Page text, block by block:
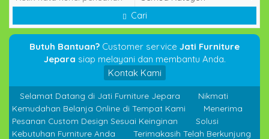
Cari
Butuh Bantuan? Customer service Jati Furniture
Jepara siap melayani dan membantu Anda.
Kontak Kami
Selamat Datang di Jati Furniture Jepara
Nikmati
Kemudahan Belanja Online di Tempat Kami
Menerima
Pesanan Custom Design Sesuai Keinginan
Solusi
Kebutuhan Furniture Anda
Terimakasih Telah Berkunjung